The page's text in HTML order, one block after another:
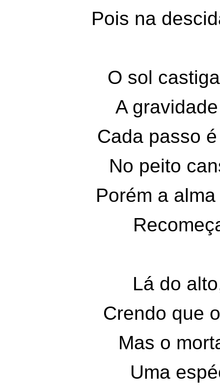
Pois na
O sol
A
Cada passo
No peito
Porém a
Lá do
Crendo que
Mas o
Uma